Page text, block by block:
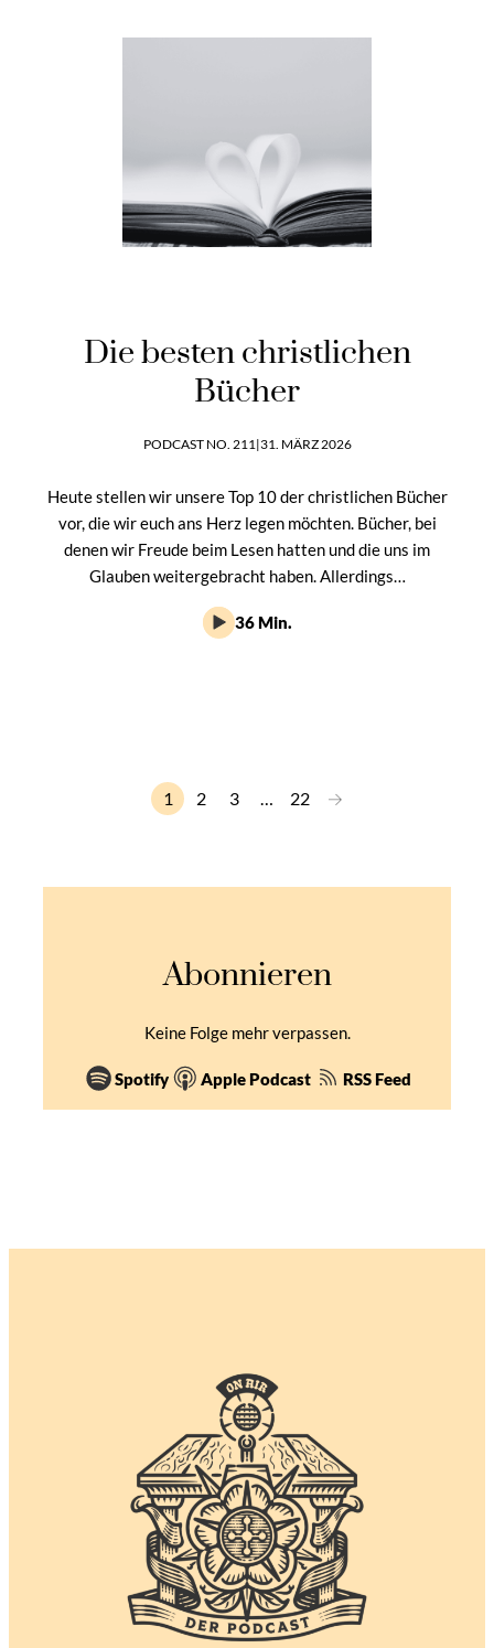
Die besten christlichen
Bücher
PODCAST NO. 211 |31. MÄRZ 2026
Heute stellen wir unsere Top 10 der christlichen Bücher
vor, die wir euch ans Herz legen möchten. Bücher, bei
denen wir Freude beim Lesen hatten und die uns im
Glauben weitergebracht haben. Allerdings…
36 Min.
1 2 3 … 22 →
Abonnieren
Keine Folge mehr verpassen.
Spotify Apple Podcast RSS Feed